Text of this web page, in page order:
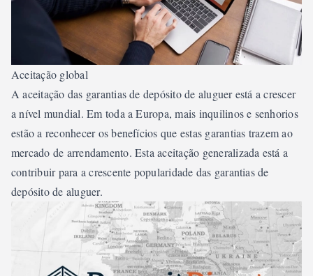
Aceitação global
A aceitação das garantias de depósito de aluguer está a crescer
a nível mundial. Em toda a Europa, mais inquilinos e senhorios
estão a reconhecer os benefícios que estas garantias trazem ao
mercado de arrendamento. Esta aceitação generalizada está a
contribuir para a crescente popularidade das garantias de
depósito de aluguer.